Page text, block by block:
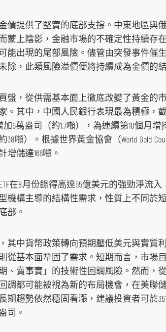
價提供了堅實的底部支撐。中東地區與
蒙上陰影，金融市場的不確定性持續存
能出現的尾部風險。儘管由突發事件催
，此類風險溢價便將持續成為金價的
盤，從供需基本面上徹底改變了黃金的
其中，中國人民銀行表現最為積極，截
6萬盎司（約1.7噸），為連續第10個月增
噸）。根據世界黃金協會（World Gold
儲達166噸。
在8月份錄得高達55億美元的強勁淨流
機構主導的結構性需求，性質上不同於
部。
其中貨幣政策轉向預期壓低美元與實質
基本面鞏固了需求。短期而言，市場
、賣事實」的技術性回調風險。然而，
調都可能被視為新的布局機會，在美聯
趨勢依然穩固看漲，建議投資者可於
司。